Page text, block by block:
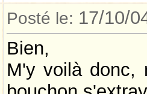
Posté le: 17/10/
Bien,
M'y voilà donc,